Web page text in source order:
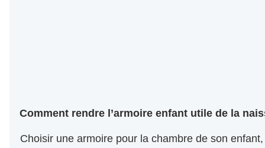
Comment rendre l’armoire enfant utile de la
Choisir une armoire pour la chambre de son